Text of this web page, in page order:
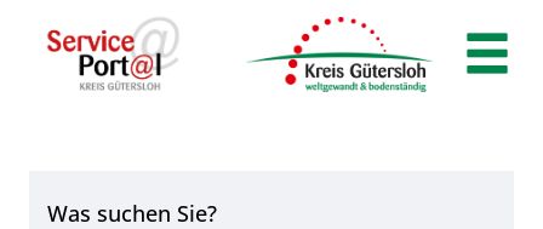
Zum Hauptinhalt springen
Zum Hauptinhalt
Was suchen Sie?